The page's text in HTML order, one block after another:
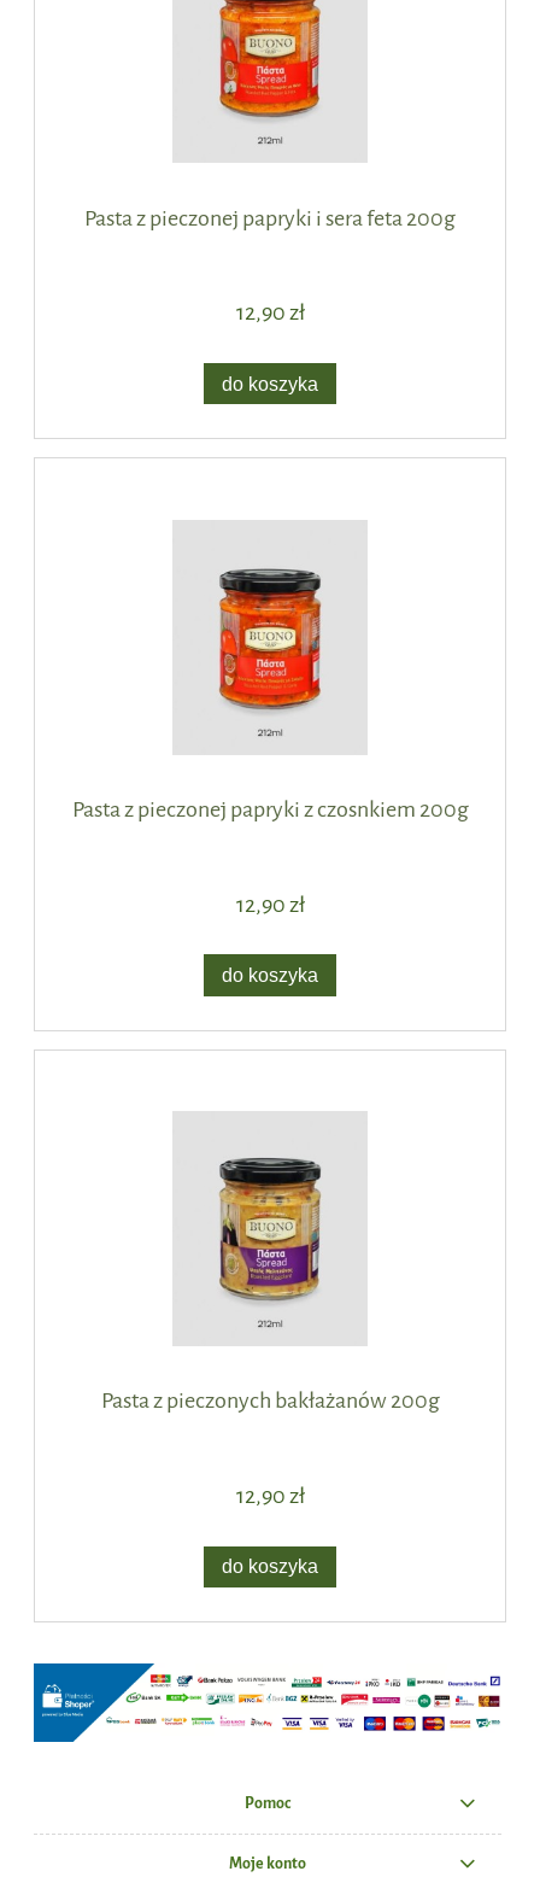
Pasta z pieczonej papryki i sera feta 200g
12,90 zł
do koszyka
Pasta z pieczonej papryki z czosnkiem 200g
12,90 zł
do koszyka
Pasta z pieczonych bakłażanów 200g
12,90 zł
do koszyka
Pomoc
Moje konto